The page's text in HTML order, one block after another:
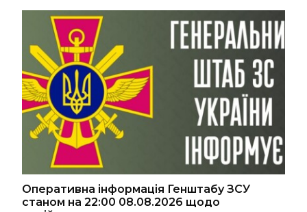
Оперативна інформація Генштабу ЗСУ
станом на 22:00 08.08.2026 щодо